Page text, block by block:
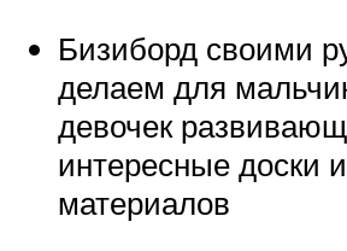
Бизиборд своими
делаем для
девочек
интересные доски
материалов